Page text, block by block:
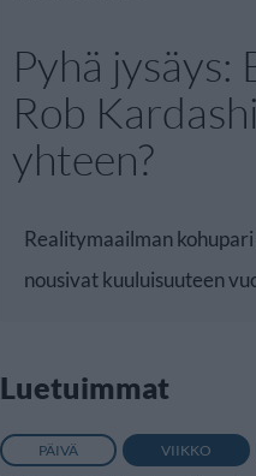
Pyhä jysäys:
Rob
yhteen?
Realitymaailman
nousivat kuuluisuuteen
Luetuimmat
PÄIVÄ VIIKKO